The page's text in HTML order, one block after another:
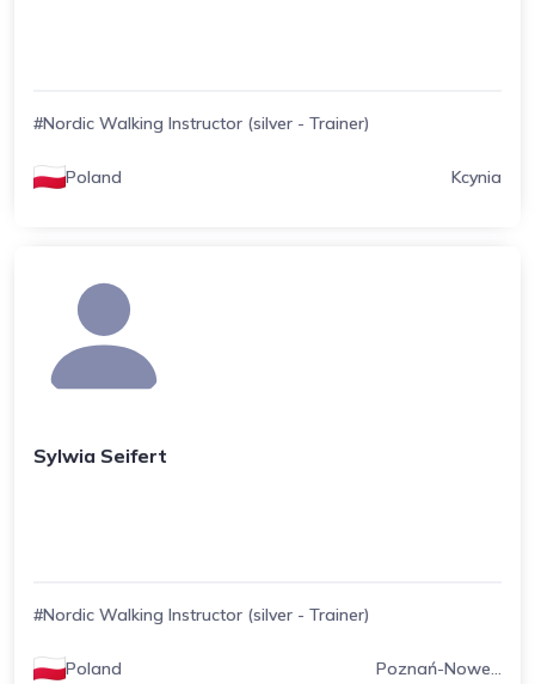
#Nordic Walking Instructor (silver - Trainer)
Poland Kcynia
Sylwia Seifert
#Nordic Walking Instructor (silver - Trainer)
Poland Poznań-Nowe...